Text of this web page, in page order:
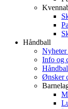
Håndball
Info og
Ønsker